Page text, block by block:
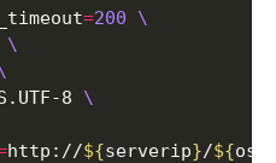
=200
8
http://${serverip}/${